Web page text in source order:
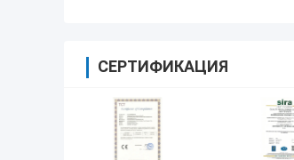
СЕРТИФИКАЦИЯ